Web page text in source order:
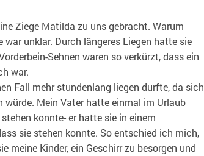
Ziege Matilda zu uns gebracht. Warum
unklar. Durch längeres Liegen hatte sie
Sehnen waren so verkürzt, dass ein
war.
Fall mehr stundenlang liegen durfte, da sich
Mein Vater hatte einmal im Urlaub
konnte- er hatte sie in einem
sie stehen konnte. So entschied ich mich,
meine Kinder, ein Geschirr zu besorgen und